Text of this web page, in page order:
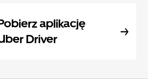
aplikację
Driver